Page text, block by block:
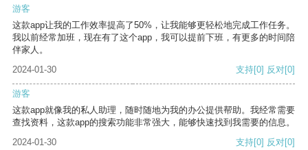
游客
这款app让我的工作效率提高了50%，让我能够更轻松地完成工作任务。
我以前经常加班，现在有了这个app，我可以提前下班，有更多的时间陪
伴家人。
2024-01-30
支持[0] 反对[0]
游客
这款app就像我的私人助理，随时随地为我的办公提供帮助。我经常需要
查找资料，这款app的搜索功能非常强大，能够快速找到我需要的信息。
2024-01-30
支持[0] 反对[0]